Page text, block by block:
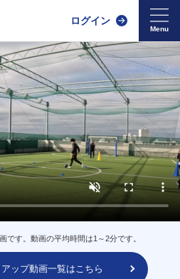
ログイン
です。動画の平均時間は1～2分です。
ップ動画一覧はこちら